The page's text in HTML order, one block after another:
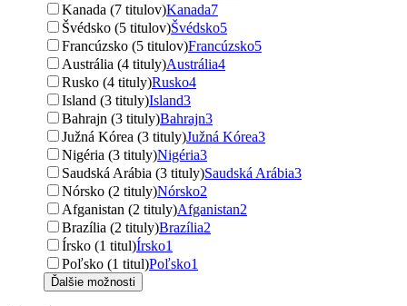
Kanada (7 titulov)Kanada7
Švédsko (5 titulov)Švédsko5
Francúzsko (5 titulov)Francúzsko5
Austrália (4 tituly)Austrália4
Rusko (4 tituly)Rusko4
Island (3 tituly)Island3
Bahrajn (3 tituly)Bahrajn3
Južná Kórea (3 tituly)Južná Kórea3
Nigéria (3 tituly)Nigéria3
Saudská Arábia (3 tituly)Saudská Arábia3
Nórsko (2 tituly)Nórsko2
Afganistan (2 tituly)Afganistan2
Brazília (2 tituly)Brazília2
Írsko (1 titul)Írsko1
Poľsko (1 titul)Poľsko1
Ďalšie možnosti